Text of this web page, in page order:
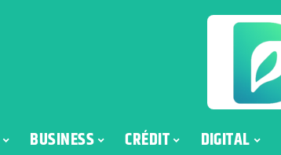
BUSINESS CRÉDIT DIGITAL